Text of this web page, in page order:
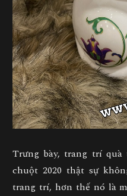
Trưng bày, trang trí
chuột 2020 thật sự
trang trí, hơn thế nó là